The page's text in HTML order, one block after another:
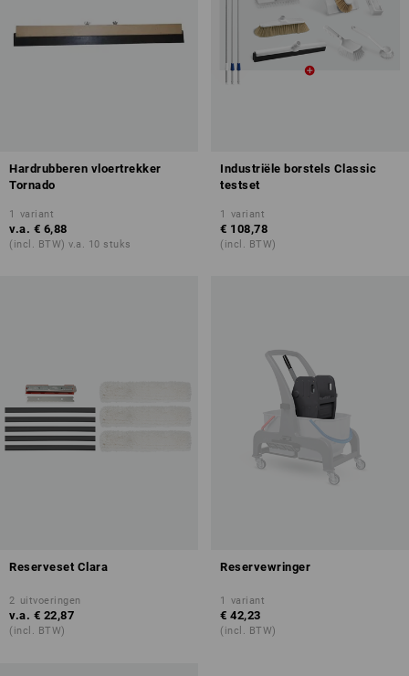
Hardrubberen vloertrekker
Tornado
1 variant
v.a. € 6,88
(incl. BTW) v.a. 10 stuks
Industriële borstels Classic
testset
1 variant
€ 108,78
(incl. BTW)
Reserveset Clara
2 uitvoeringen
v.a. € 22,87
(incl. BTW)
Reservewringer
1 variant
€ 42,23
(incl. BTW)